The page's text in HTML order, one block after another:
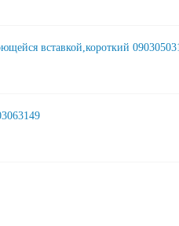
вставкой,короткий